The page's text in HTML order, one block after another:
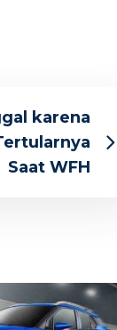
karena
Saat WFH